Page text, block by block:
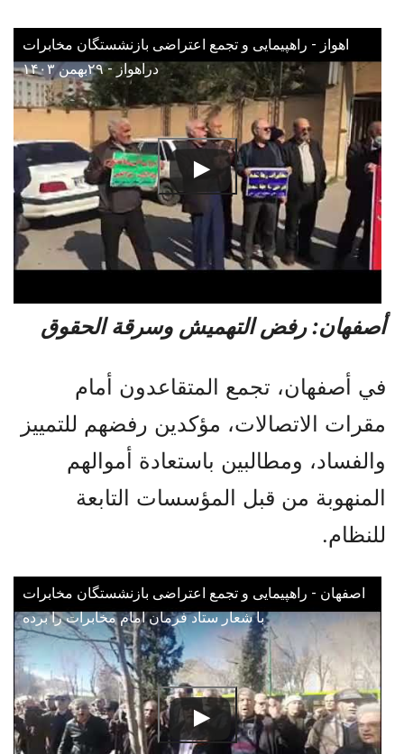
اهواز - راهپیمایی و تجمع اعتراضی بازنشستگان مخابرات
دراهواز - ۲۹بهمن ۱۴۰۳
أصفهان: رفض التهميش وسرقة الحقوق
في أصفهان، تجمع المتقاعدون أمام
مقرات الاتصالات، مؤكدين رفضهم للتمييز
والفساد، ومطالبين باستعادة أموالهم
المنهوبة من قبل المؤسسات التابعة
للنظام.
اصفهان - راهپیمایی و تجمع اعتراضی بازنشستگان مخابرات
با شعار ستاد فرمان امام مخابرات را برده